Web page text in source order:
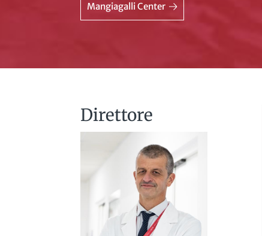
Mangiagalli Center
Direttore